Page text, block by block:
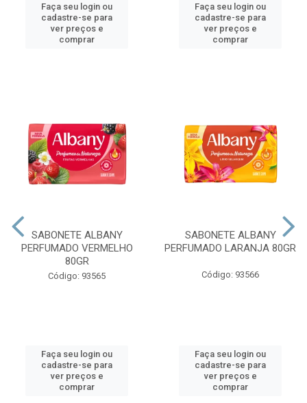
Faça seu login ou
cadastre-se para
ver preços e
comprar
Faça seu login ou
cadastre-se para
ver preços e
comprar
SABONETE ALBANY
PERFUMADO VERMELHO
80GR
Código: 93565
Faça seu login ou
cadastre-se para
ver preços e
comprar
SABONETE ALBANY
PERFUMADO LARANJA 80GR
Código: 93566
Faça seu login ou
cadastre-se para
ver preços e
comprar